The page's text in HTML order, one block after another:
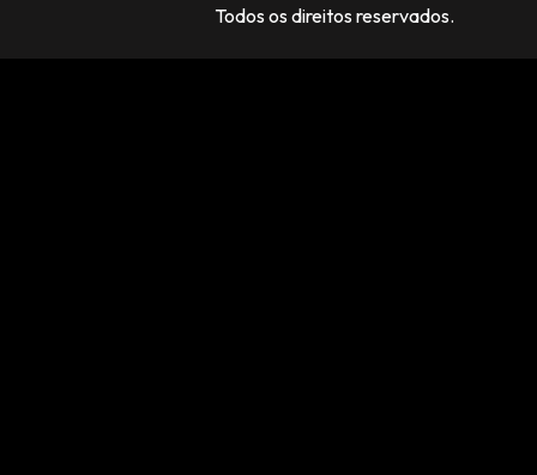
Todos os direitos reservados.